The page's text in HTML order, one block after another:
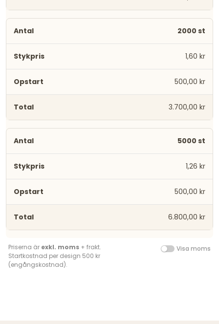
2000 st
1,60 kr
500,00 kr
3.700,00 kr
5000 st
1,26 kr
500,00 kr
6.800,00 kr
Priserna är exkl. moms + frakt.
Startkostnad per design 500 kr
(engångskostnad).
Visa moms